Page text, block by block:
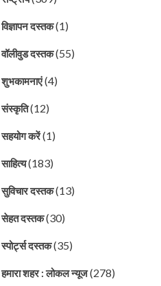
विज्ञापन दस्तक(1)
वॉलीवुड दस्तक(55)
शुभकामनाएं(4)
संस्कृति(12)
सहयोग करें(1)
साहित्य(183)
सुविचार दस्तक(13)
सेहत दस्तक(30)
स्पोर्ट्स दस्तक(35)
हमारा शहर : लोकल न्यूज(278)